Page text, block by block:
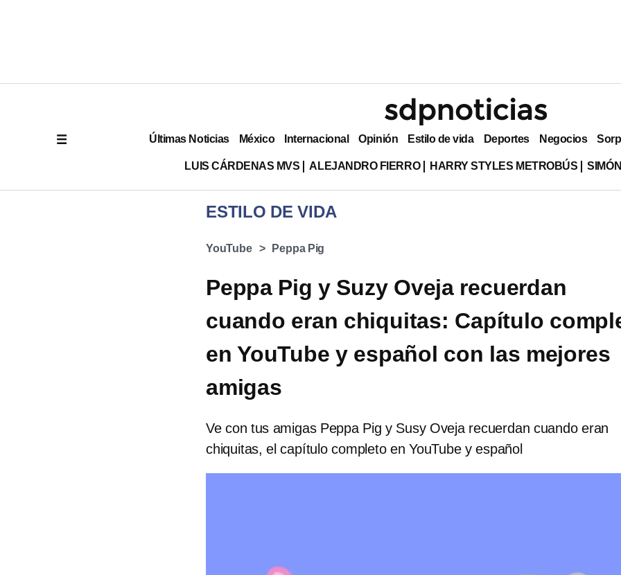
Últimas Noticias México Internacional Opinión Estilo de vida Deportes Negocios
LUIS CÁRDENAS MVS ALEJANDRO FIERRO HARRY STYLES METROBÚS
ESTILO DE VIDA
YouTube Peppa Pig
Peppa Pig y Suzy Oveja recuerdan
cuando eran chiquitas: Capítulo
en YouTube y español con las mejores
amigas
Ve con tus amigas Peppa Pig y Susy Oveja recuerdan cuando eran
chiquitas, el capítulo completo en YouTube y español